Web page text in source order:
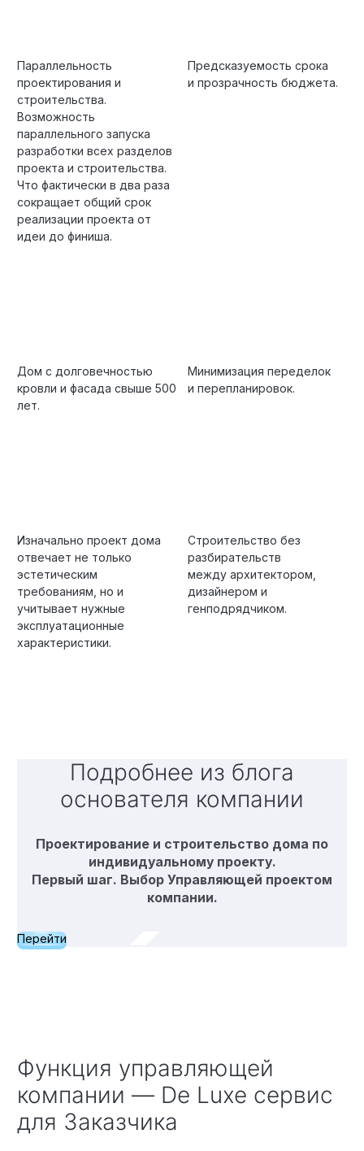
Параллельность
проектирования и
строительства.
Возможность
параллельного запуска
разработки всех разделов
проекта и строительства.
Что фактически в два раза
сокращает общий срок
реализации проекта от
идеи до финиша.
Предсказуемость срока
и прозрачность бюджета.
Дом с долговечностью
кровли и фасада свыше 500
лет.
Минимизация переделок
и перепланировок.
Изначально проект дома
отвечает не только
эстетическим
требованиям, но и
учитывает нужные
эксплуатационные
характеристики.
Строительство без
разбирательств
между архитектором,
дизайнером и
генподрядчиком.
Подробнее из блога
основателя компании
Проектирование и строительство дома по
индивидуальному проекту.
Первый шаг. Выбор Управляющей проектом
компании.
Перейти
Функция управляющей
компании — De Luxe сервис
для Заказчика